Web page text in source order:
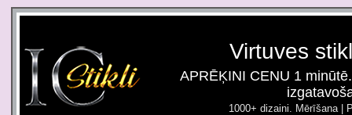
Virtuves
APRĒĶINI CENU 1
1000+ dizaini. Mērīšana |